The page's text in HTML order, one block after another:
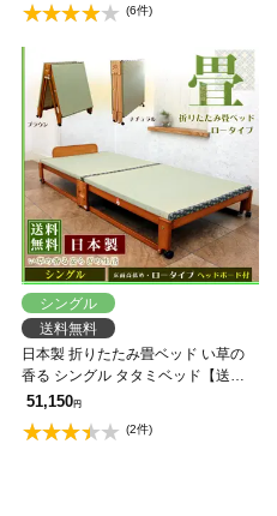
(6件)
シングル
送料無料
日本製 折りたたみ畳ベッド い草の
香る シングル タタミベッド【送料
無料】
51,150円
(2件)